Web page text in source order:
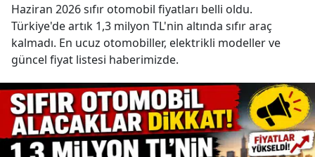
Haziran 2026 sıfır otomobil fiyatları belli oldu.
Türkiye'de artık 1,3 milyon TL'nin altında sıfır araç
kalmadı. En ucuz otomobiller, elektrikli modeller ve
güncel fiyat listesi haberimizde.